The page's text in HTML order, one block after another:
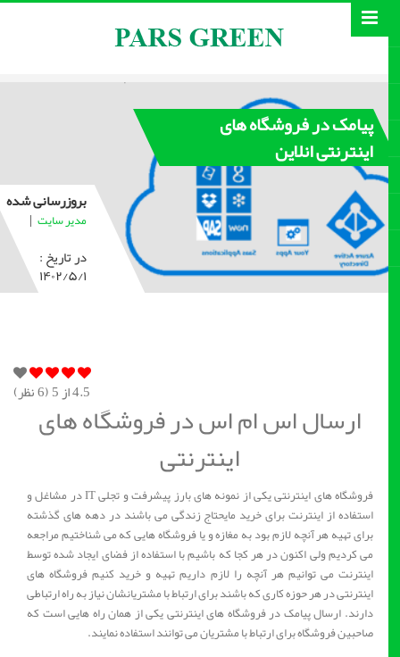
پیامک در فروشگاه های
اینترنتی انلاین
بروزرسانی شده
مدیر سایت |
در تاریخ :
۱۴۰۲/۵/۱
4.5از 5 ( 6نظر)
ارسال اس ام اس در فروشگاه های
اینترنتی
فروشگاه های اینترنتی یکی از نمونه های بارز پیشرفت و تجلی IT در مشاغل و
استفاده از اینترنت برای خرید مایحتاج زندگی می باشند در دهه های گذشته
برای تهیه هر آنچه لازم بود به مغازه و یا فروشگاه هایی که می شناختیم مراجعه
می کردیم ولی اکنون در هر کجا که باشیم با استفاده از فضای ایجاد شده توسط
اینترنت می توانیم هر آنچه را لازم داریم تهیه و خرید کنیم فروشگاه های
اینترنتی در هر حوزه کاری که باشند برای ارتباط با مشتریانشان نیاز به راه ارتباطی
دارند. ارسال پیامک در فروشگاه های اینترنتی یکی از همان راه هایی است که
صاحبین فروشگاه برای ارتباط با مشتریان می توانند استفاده نمایند.